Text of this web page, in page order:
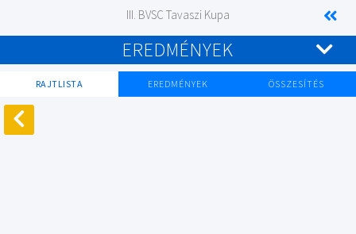
III. BVSC Tavaszi Kupa
EREDMÉNYEK
RAJTLISTA EREDMÉNYEK ÖSSZESÍTÉS